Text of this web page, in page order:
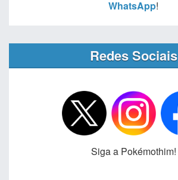
WhatsApp!
Redes Sociais
Siga a Pokémothim!